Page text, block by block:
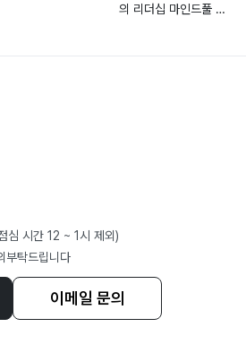
성하기 비법 · 실전사례 00
목을 정하자 00
많이 만들어 놓는다 00
에서 판가름난다 00
가 중요, 이것이 화룡점정이다 00
양새를 갖추는 몇 가지 방법들 00
을 만드는 건 책 쓰기의 필수다
변화가 생겨 인생이 달라진다 00
의 리더십 마인드풀 메
심 시간 12 ~ 1시 제외)
부탁드립니다
이메일 문의